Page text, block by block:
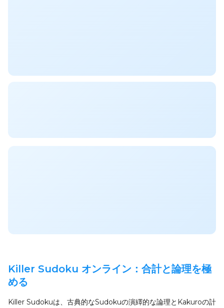
Killer Sudoku オンライン：合計と論理を極
める
Killer Sudokuは、古典的なSudokuの演繹的な論理とKakuroの計